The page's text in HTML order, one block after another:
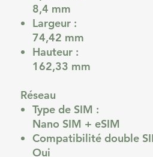
8,4 mm
Largeur :
74,42 mm
Hauteur :
162,33 mm
Réseau
Type de SIM :
Nano SIM + eSIM
Compatibilité double
Oui